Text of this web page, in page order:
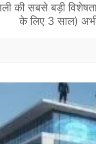
की सबसे बड़ी
के लिए 3 साल)